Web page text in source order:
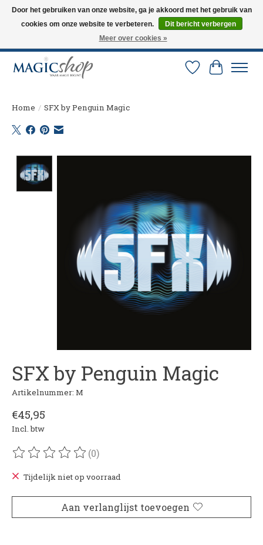
Altijd de nieuwste trucs op voorraad. Snelle verzending via PostNL en DHL.
Langskomen in onze winkel? Bel of mail om een afspraak te maken. 0251-
Verlanglijst
Home / SFX by Penguin Magic
SFX by Penguin Magic
Artikelnummer: M
€45,95
Incl. btw
De beoordeling van dit product is
(0)
Tijdelijk niet op voorraad
Aan verlanglijst toevoegen
Door het gebruiken van onze website, ga je akkoord met het gebruik van
cookies om onze website te verbeteren.
Dit bericht verbergen
Meer over cookies »